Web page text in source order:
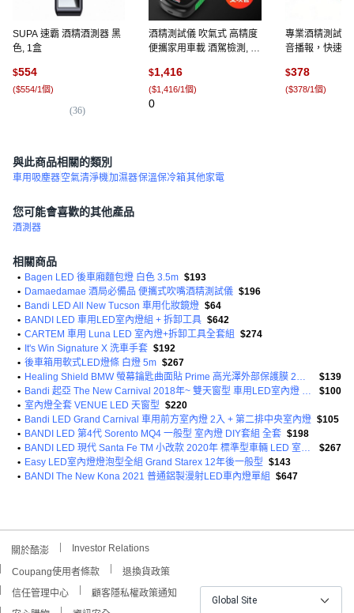
SUPA 速霸 酒精酒測器 黑
色, 1盒
$554
($554/1個)
(36)
酒精測試儀 吹氣式 高精度
便攜家用車載 酒駕檢測, 1
$1,416
($1,416/1個)
0
專業酒精測試棒
音播報，快速精
$378
($378/1個)
與此商品相關的類別
車用吸塵器空氣清淨機加濕器保溫保冷箱其他家電
您可能會喜歡的其他產品
酒測器
相關商品
• Bagen LED 後車廂麵包燈 白色 3.5m $193
• Damaedamae 酒局必備品 便攜式吹嘴酒精測試儀 $196
• Bandi LED All New Tucson 車用化妝鏡燈 $64
• BANDI LED 車用LED室內燈組 + 拆卸工具 $642
• CARTEM 車用 Luna LED 室內燈+拆卸工具全套組
$274
•
It's Win Signature X 洗車手套 $192
• 後車箱用軟式LED燈條 白燈 5m $267
•
Healing Shield BMW 螢幕鑰匙曲面貼 Prime 高光澤外部保護膜 2片組
$139
•
Bandi 起亞 The New Carnival 2018年~ 雙天窗型 車用LED室內燈 DIY套組
$100
• 室內燈全套 VENUE LED 天窗型 $220
• Bandi LED Grand Carnival 車用前方室內燈 2入 + 第二排中央室內燈 $105
• BANDI LED 第4代 Sorento MQ4 一般型 室內燈 DIY套組 全套 $198
•
BANDI LED 現代 Santa Fe TM 小改款 2020年 標準型車輛 LED 室內燈 DIY套組
$267
• Easy LED室內燈燈泡型全組 Grand Starex 12年後一般型 $143
• BANDI The New Kona 2021 普通鋁製漫射LED車內燈單組 $647
關於酷澎 Investor Relations
Coupang使用者條款
退換貨政策
信任管理中心
顧客隱私權政策通知
Global Site